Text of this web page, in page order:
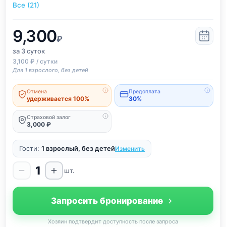
Все (21)
9,300₽
за 3суток
3,100 ₽ / сутки
Для 1 взрослого, без детей
Отмена
удерживается 100%
Предоплата
30%
Страховой залог
3,000 ₽
Гости: 1 взрослый, без детейИзменить
1 шт.
Запросить бронирование
Хозяин подтвердит доступность после запроса